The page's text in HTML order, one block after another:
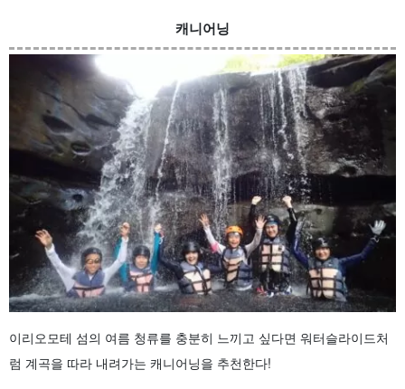
캐니어닝
이리오모테 섬의 여름 청류를 충분히 느끼고 싶다면 워터슬라이드처
럼 계곡을 따라 내려가는 캐니어닝을 추천한다!